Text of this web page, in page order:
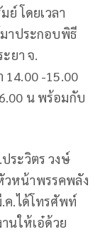
ย์ โดยเวลา
มาประกอบพิธี
ยา จ.
14.00 -​15.00
น พร้อมกับ
ระวิตร วงษ์
วหน้าพรรคพลัง
ค.ได้โทรศัพท์
นให้เอ๋ด้วย